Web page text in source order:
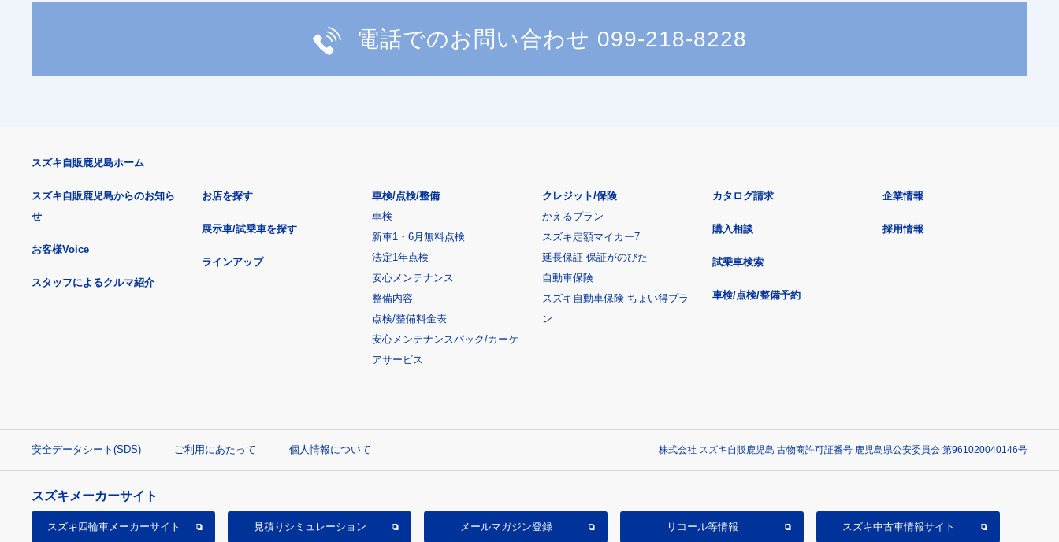
電話でのお問い合わせ 099-218-8228
スズキ自販鹿児島ホーム
スズキ自販鹿児島からのお知ら
せ
お客様Voice
スタッフによるクルマ紹介
お店を探す
展示車/試乗車を探す
ラインアップ
車検/点検/整備
車検
新車1・6月無料点検
法定1年点検
安心メンテナンス
整備内容
点検/整備料金表
安心メンテナンスパック/カーケ
アサービス
クレジット/保険
かえるプラン
スズキ定額マイカー7
延長保証 保証がのびた
自動車保険
スズキ自動車保険 ちょい得プラ
ン
カタログ請求
購入相談
試乗車検索
車検/点検/整備予約
企業情報
採用情報
安全データシート(SDS) ご利用にあたって 個人情報について 株式会社 スズキ自販鹿児島 古物商許可証番号 鹿児島県公安委員会 第961020040146号
スズキメーカーサイト
スズキ四輪車メーカーサイト 見積り シミュレーション メールマガジン登録 リコール等情報 スズキ中古車情報サイト